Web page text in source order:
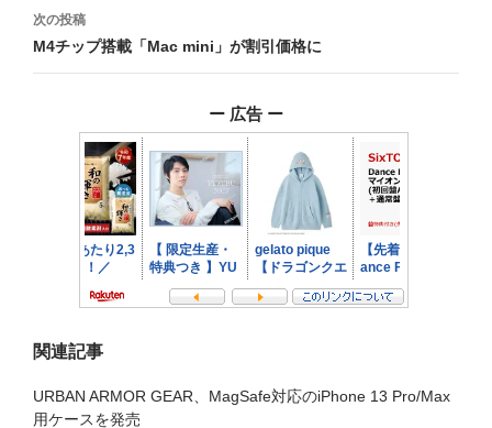
ビ
ゲ
次の投稿
M4チップ搭載「Mac mini」が割引価格に
ー 広告 ー
関連記事
URBAN ARMOR GEAR、MagSafe対応のiPhone 13 Pro/Max
用ケースを発売